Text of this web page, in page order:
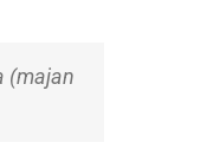
(majan